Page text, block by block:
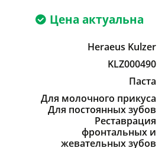
Цена актуальна
Heraeus Kulzer
KLZ000490
Паста
Для молочного прикуса
Для постоянных зубов
Реставрация
фронтальных и
жевательных зубов